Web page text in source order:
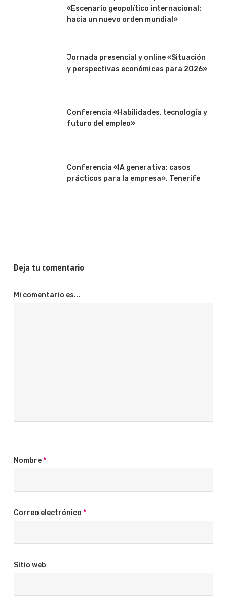
«Escenario geopolítico internacional:
hacia un nuevo orden mundial»
Jornada presencial y online «Situación
y perspectivas económicas para 2026»
Conferencia «Habilidades, tecnología y
futuro del empleo»
Conferencia «IA generativa: casos
prácticos para la empresa». Tenerife
Deja tu comentario
Mi comentario es...
Nombre*
Correo electrónico *
Sitio web